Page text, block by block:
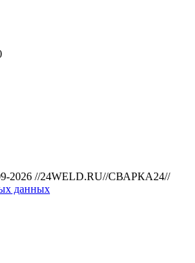
2026 //24WELD.RU//СВАРКА24//
данных